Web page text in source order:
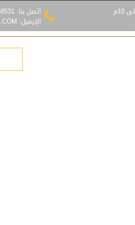
اتصل بنا: 0555368531
الإيميل: INFO@MZLATRIAD.COM